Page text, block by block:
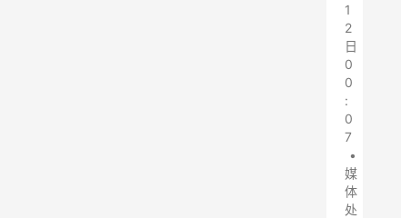
1
2
日
0
0
:
0
7
•
媒
体
处